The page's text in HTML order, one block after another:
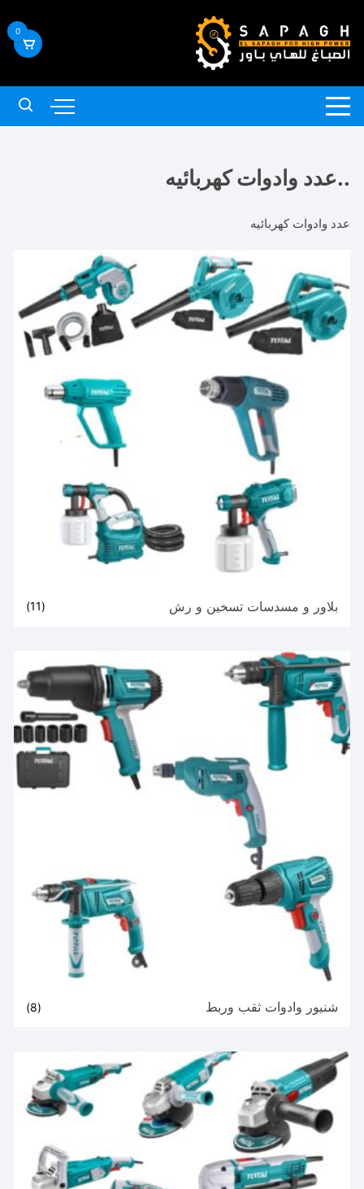
إلى
المحتوى
0
..عدد وادوات كهربائيه
عدد وادوات كهربائيه
بلاور و مسدسات تسخين و رش (11)
شنيور وادوات ثقب وربط (8)